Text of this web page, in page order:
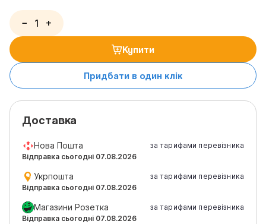
− +
Купити
Придбати в один клік
Доставка
Нова Пошта
Відправка сьогодні 07.08.2026
за тарифами перевізника
Укрпошта
Відправка сьогодні 07.08.2026
за тарифами перевізника
Магазини Розетка
Відправка сьогодні 07.08.2026
за тарифами перевізника